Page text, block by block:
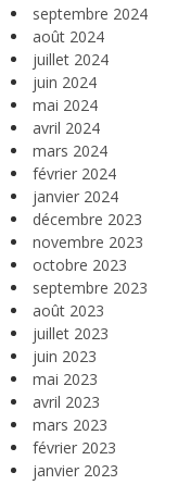
septembre 2024
août 2024
juillet 2024
juin 2024
mai 2024
avril 2024
mars 2024
février 2024
janvier 2024
décembre 2023
novembre 2023
octobre 2023
septembre 2023
août 2023
juillet 2023
juin 2023
mai 2023
avril 2023
mars 2023
février 2023
janvier 2023